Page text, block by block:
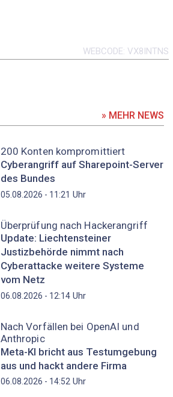
WEBCODE VX8INTNS
» MEHR NEWS
200 Konten kompromittiert
Cyberangriff auf Sharepoint-Server
des Bundes
05.08.2026 - 11:21 Uhr
Überprüfung nach Hackerangriff
Update: Liechtensteiner
Justizbehörde nimmt nach
Cyberattacke weitere Systeme
vom Netz
06.08.2026 - 12:14Uhr
Nach Vorfällen bei OpenAI und
Anthropic
Meta-KI bricht aus Testumgebung
aus und hackt andere Firma
06.08.2026 - 14:52Uhr